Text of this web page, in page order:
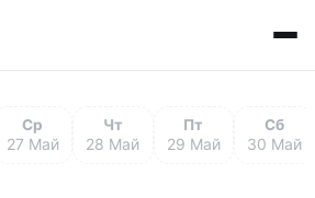
Ср
27 Май
Чт
28 Май
Пт
29 Май
Сб
30 Май